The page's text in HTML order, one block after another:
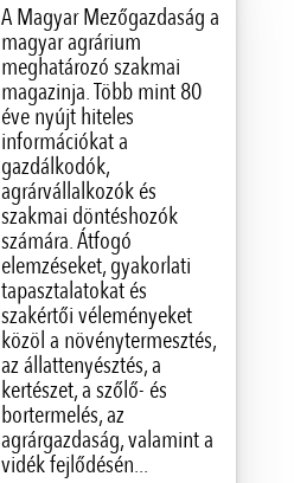
A Magyar Mezőgazdaság a
magyar agrárium
meghatározó szakmai
magazinja. Több mint 80
éve nyújt hiteles
információkat a
gazdálkodók,
agrárvállalkozók és
szakmai döntéshozók
számára. Átfogó
elemzéseket, gyakorlati
tapasztalatokat és
szakértői véleményeket
közöl a növénytermesztés,
az állattenyésztés, a
kertészet, a szőlő- és
bortermelés, az
agrárgazdaság, valamint a
vidék fejlődésén...